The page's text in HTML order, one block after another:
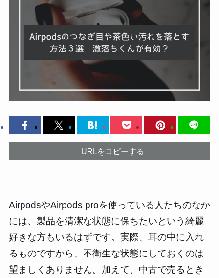
URLをコピーする
AirpodsやAirpods proを使っている人たちのなか
には、製品を清潔な状態に保ちたいという綺麗
好きな方もいるはずです。実際、耳の中に入れ
るものですから、不衛生な状態にしておくのは
望ましくありません。加えて、中古で売るとき